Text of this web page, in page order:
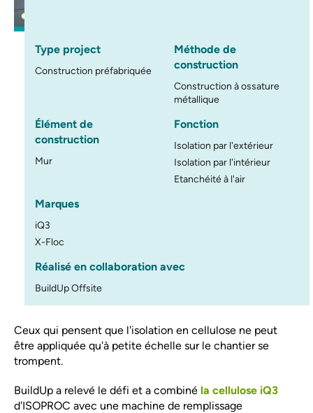
Type project
Construction préfabriquée
Méthode de
construction
Construction à ossature
métallique
Élément de
construction
Mur
Fonction
Isolation par l'extérieur
Isolation par l'intérieur
Etanchéité à l'air
Marques
iQ3
X-Floc
Réalisé en collaboration avec
BuildUp Offsite
Ceux qui pensent que l'isolation en cellulose ne peut
être appliquée qu'à petite échelle sur le chantier se
trompent.
BuildUp a relevé le défi et a combinéla cellulose iQ3
d'ISOPROC avec une machine de remplissage